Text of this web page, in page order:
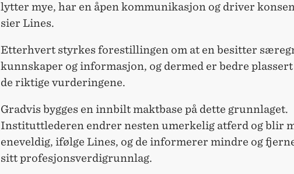
lytter mye, har en åpen kommunikasjon og driver
sier Lines.
Etterhvert styrkes forestillingen om at en besitter
kunnskaper og informasjon, og dermed er bedre
de riktige vurderingene.
Gradvis bygges en innbilt maktbase på dette grunnlaget.
Instituttlederen endrer nesten umerkelig atferd og blir
eneveldig, ifølge Lines, og de informerer mindre og
sitt profesjonsverdigrunnlag.